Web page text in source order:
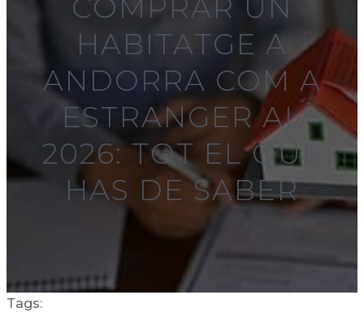
COMPRAR UN
HABITATGE A
ANDORRA COM A
ESTRANGER AL
2026: TOT EL QUE
HAS DE SABER
Tags: